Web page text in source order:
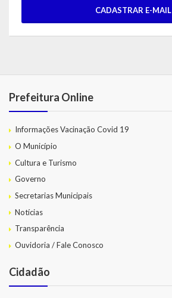
CADASTRAR E-MAIL
Prefeitura Online
Informações Vacinação Covid 19
O Município
Cultura e Turismo
Governo
Secretarias Municipais
Notícias
Transparência
Ouvidoria / Fale Conosco
Cidadão